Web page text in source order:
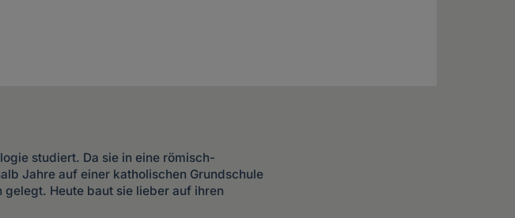
studiert. Da sie in eine römisch-
Jahre auf einer katholischen Grundschule
Heute baut sie lieber auf ihren